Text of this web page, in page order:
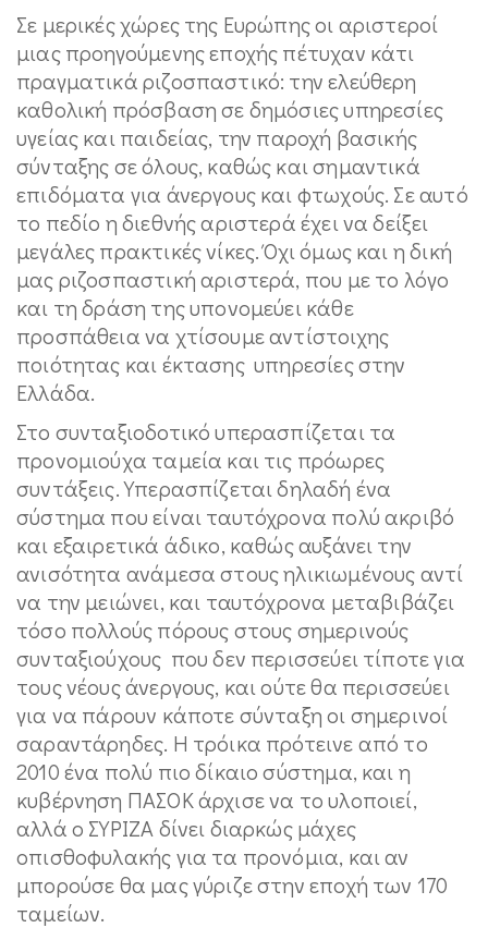
Σε μερικές χώρες της Ευρώπης οι αριστεροί
μιας προηγούμενης εποχής πέτυχαν κάτι
πραγματικά ριζοσπαστικό: την ελεύθερη
καθολική πρόσβαση σε δημόσιες υπηρεσίες
υγείας και παιδείας, την παροχή βασικής
σύνταξης σε όλους, καθώς και σημαντικά
επιδόματα για άνεργους και φτωχούς. Σε αυτό
το πεδίο η διεθνής αριστερά έχει να δείξει
μεγάλες πρακτικές νίκες. Όχι όμως και η δική
μας ριζοσπαστική αριστερά, που με το λόγο
και τη δράση της υπονομεύει κάθε
προσπάθεια να χτίσουμε αντίστοιχης
ποιότητας και έκτασης υπηρεσίες στην
Ελλάδα.
Στο συνταξιοδοτικό υπερασπίζεται τα
προνομιούχα ταμεία και τις πρόωρες
συντάξεις. Υπερασπίζεται δηλαδή ένα
σύστημα που είναι ταυτόχρονα πολύ ακριβό
και εξαιρετικά άδικο, καθώς αυξάνει την
ανισότητα ανάμεσα στους ηλικιωμένους αντί
να την μειώνει, και ταυτόχρονα μεταβιβάζει
τόσο πολλούς πόρους στους σημερινούς
συνταξιούχους που δεν περισσεύει τίποτε για
τους νέους άνεργους, και ούτε θα περισσεύει
για να πάρουν κάποτε σύνταξη οι σημερινοί
σαραντάρηδες. Η τρόικα πρότεινε από το
2010 ένα πολύ πιο δίκαιο σύστημα, και η
κυβέρνηση ΠΑΣΟΚ άρχισε να το υλοποιεί,
αλλά ο ΣΥΡΙΖΑ δίνει διαρκώς μάχες
οπισθοφυλακής για τα προνόμια, και αν
μπορούσε θα μας γύριζε στην εποχή των 170
ταμείων.